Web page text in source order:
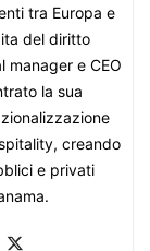
tra Europa e
del diritto
manager e CEO
la sua
creando
e privati